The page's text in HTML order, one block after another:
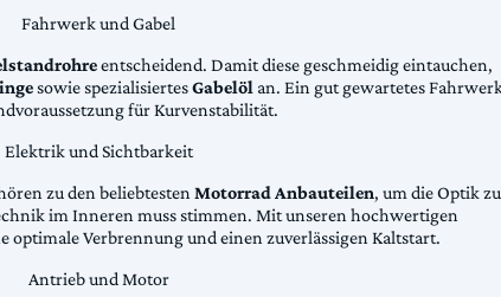
Fahrwerk und Gabel
entscheidend. Damit diese geschmeidig eintauchen,
sowie spezialisiertesGabelöl an. Ein gut gewartetes
für Kurvenstabilität.
Elektrik und Sichtbarkeit
zu den beliebtestenMotorrad Anbauteilen, um die Optik zu
im Inneren muss stimmen. Mit unseren hochwertigen
optimale Verbrennung und einen zuverlässigen Kaltstart.
Antrieb und Motor